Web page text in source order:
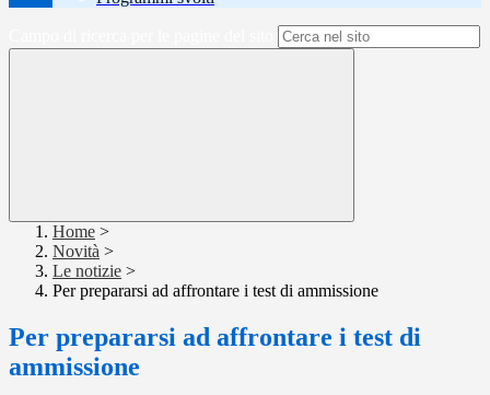
Home >
Novità >
Le notizie >
Per prepararsi ad affrontare i test di ammissione
Per prepararsi ad affrontare i test di
ammissione